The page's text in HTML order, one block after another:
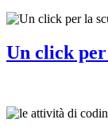
Un click